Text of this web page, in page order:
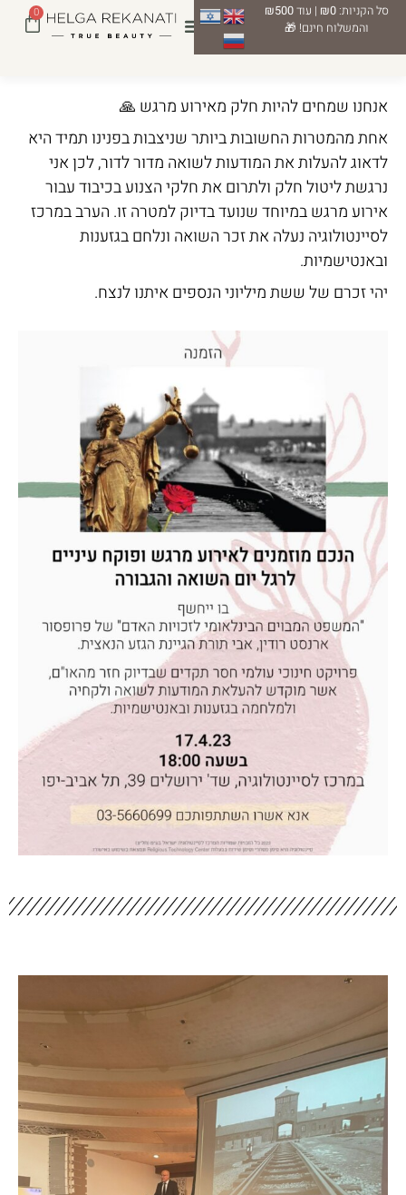
סל הקניות:₪0 | עוד₪500
והמשלוח חינם! 🎁
0
אנחנו שמחים להיות חלק מאירוע מרגש 🙏
אחת מהמטרות החשובות ביותר שניצבות בפנינו תמיד היא
לדאוג להעלות את המודעות לשואה מדור לדור, לכן אני
נרגשת ליטול חלק ולתרום את חלקי הצנוע בכיבוד עבור
אירוע מרגש במיוחד שנועד בדיוק למטרה זו. הערב במרכז
לסיינטולוגיה נעלה את זכר השואה ונלחם בגזענות
ובאנטישמיות.
יהי זכרם של ששת מיליוני הנספים איתנו לנצח.